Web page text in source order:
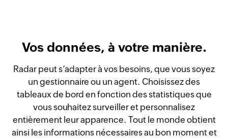
Vos données, à votre manière.
Radar peut s’adapter à vos besoins, que vous soyez
un gestionnaire ou un agent. Choisissez des
tableaux de bord en fonction des statistiques que
vous souhaitez surveiller et personnalisez
entièrement leur apparence. Tout le monde obtient
ainsi les informations nécessaires au bon moment et